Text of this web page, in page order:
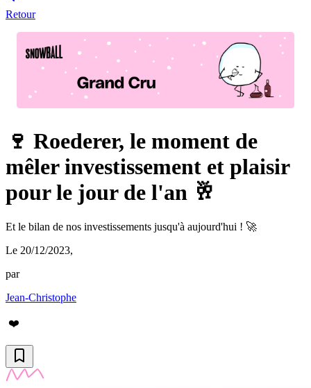
Retour
🍷 Roederer, le moment de
mêler investissement et plaisir
pour le jour de l'an 🥂
Et le bilan de nos investissements jusqu'à aujourd'hui ! 🚀
Le 20/12/2023,
par
Jean-Christophe
❤️